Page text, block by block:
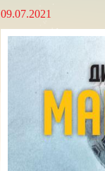
09.07.2021